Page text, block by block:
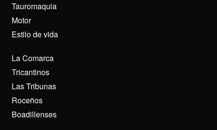
Tauromaquia
Motor
Estilo de vida
La Comarca
Tricantinos
Las Tribunas
Roceños
Boadillenses